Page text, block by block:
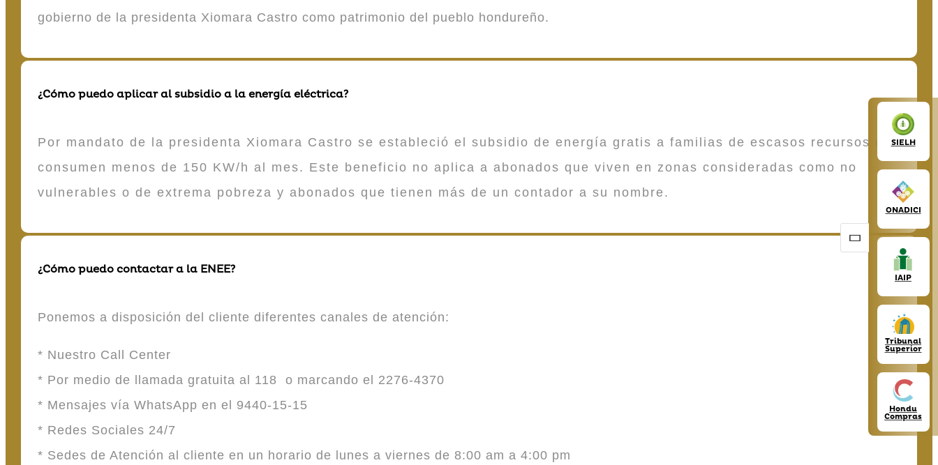
SIELH
ONADICI
IAIP
Tribunal
Superior
Hondu
Compras
gobierno de la presidenta Xiomara Castro como patrimonio del pueblo hondureño.
¿Cómo puedo aplicar al subsidio a la energía eléctrica?
Por mandato de la presidenta Xiomara Castro se estableció el subsidio de energía gratis a familias de escasos recursos que
consumen menos de 150 KW/h al mes. Este beneficio no aplica a abonados que viven en zonas consideradas como no
vulnerables o de extrema pobreza y abonados que tienen más de un contador a su nombre.
¿Cómo puedo contactar a la ENEE?
Ponemos a disposición del cliente diferentes canales de atención:
* Nuestro Call Center
* Por medio de llamada gratuita al 118 o marcando el 2276-4370
* Mensajes vía WhatsApp en el 9440-15-15
* Redes Sociales 24/7
* Sedes de Atención al cliente en un horario de lunes a viernes de 8:00 am a 4:00 pm